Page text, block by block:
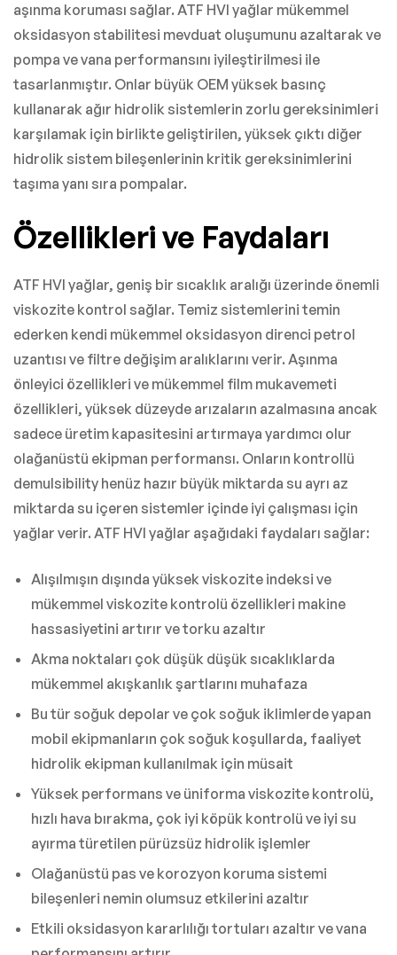
aşınma koruması sağlar. ATF HVI yağlar mükemmel
oksidasyon stabilitesi mevduat oluşumunu azaltarak ve
pompa ve vana performansını iyileştirilmesi ile
tasarlanmıştır. Onlar büyük OEM yüksek basınç
kullanarak ağır hidrolik sistemlerin zorlu gereksinimleri
karşılamak için birlikte geliştirilen, yüksek çıktı diğer
hidrolik sistem bileşenlerinin kritik gereksinimlerini
taşıma yanı sıra pompalar.
Özellikleri ve Faydaları
ATF HVI yağlar, geniş bir sıcaklık aralığı üzerinde önemli
viskozite kontrol sağlar. Temiz sistemlerini temin
ederken kendi mükemmel oksidasyon direnci petrol
uzantısı ve filtre değişim aralıklarını verir. Aşınma
önleyici özellikleri ve mükemmel film mukavemeti
özellikleri, yüksek düzeyde arızaların azalmasına ancak
sadece üretim kapasitesini artırmaya yardımcı olur
olağanüstü ekipman performansı. Onların kontrollü
demulsibility henüz hazır büyük miktarda su ayrı az
miktarda su içeren sistemler içinde iyi çalışması için
yağlar verir. ATF HVI yağlar aşağıdaki faydaları sağlar:
Alışılmışın dışında yüksek viskozite indeksi ve
mükemmel viskozite kontrolü özellikleri makine
hassasiyetini artırır ve torku azaltır
Akma noktaları çok düşük düşük sıcaklıklarda
mükemmel akışkanlık şartlarını muhafaza
Bu tür soğuk depolar ve çok soğuk iklimlerde yapan
mobil ekipmanların çok soğuk koşullarda, faaliyet
hidrolik ekipman kullanılmak için müsait
Yüksek performans ve üniforma viskozite kontrolü,
hızlı hava bırakma, çok iyi köpük kontrolü ve iyi su
ayırma türetilen pürüzsüz hidrolik işlemler
Olağanüstü pas ve korozyon koruma sistemi
bileşenleri nemin olumsuz etkilerini azaltır
Etkili oksidasyon kararlılığı tortuları azaltır ve vana